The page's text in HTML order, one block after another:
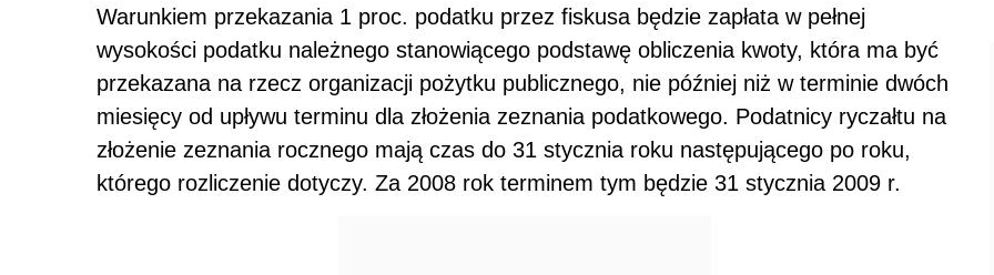
Warunkiem przekazania 1 proc. podatku przez fiskusa będzie zapłata w pełnej
wysokości podatku należnego stanowiącego podstawę obliczenia kwoty, która ma być
przekazana na rzecz organizacji pożytku publicznego, nie później niż w terminie dwóch
miesięcy od upływu terminu dla złożenia zeznania podatkowego. Podatnicy ryczałtu na
złożenie zeznania rocznego mają czas do 31 stycznia roku następującego po roku,
którego rozliczenie dotyczy. Za 2008 rok terminem tym będzie 31 stycznia 2009 r.